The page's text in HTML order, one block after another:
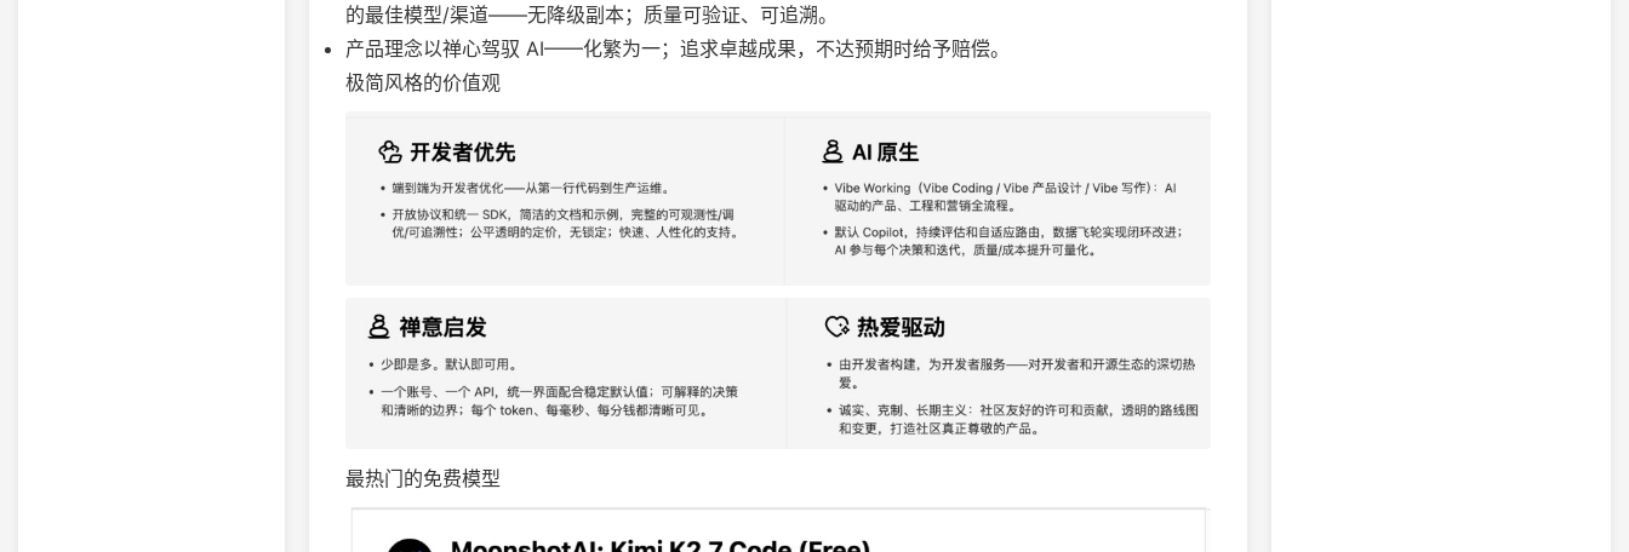
的最佳模型/渠道——无降级副本；质量可验证、可追溯。
产品理念以禅心驾驭 AI——化繁为一；追求卓越成果，不达预期时给予赔偿。
极简风格的价值观
最热门的免费模型